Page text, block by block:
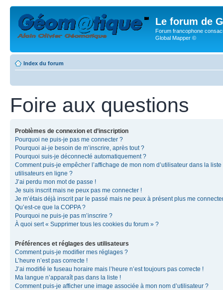
Le forum de
Forum francophone
Global Mapper ©
Index du forum
Foire aux questions
Problèmes de connexion et d’inscription
Pourquoi ne puis-je pas me connecter ?
Pourquoi ai-je besoin de m’inscrire, après tout ?
Pourquoi suis-je déconnecté automatiquement ?
Comment puis-je empêcher l’affichage de mon nom d’utilisateur dans la liste
utilisateurs en ligne ?
J’ai perdu mon mot de passe !
Je suis inscrit mais ne peux pas me connecter !
Je m’étais déjà inscrit par le passé mais ne peux à présent plus me
Qu’est-ce que la COPPA ?
Pourquoi ne puis-je pas m’inscrire ?
À quoi sert « Supprimer tous les cookies du forum » ?
Préférences et réglages des utilisateurs
Comment puis-je modifier mes réglages ?
L’heure n’est pas correcte !
J’ai modifié le fuseau horaire mais l’heure n’est toujours pas correcte !
Ma langue n’apparaît pas dans la liste !
Comment puis-je afficher une image associée à mon nom d’utilisateur ?